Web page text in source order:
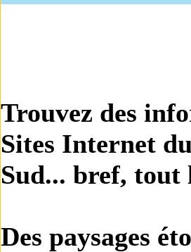
Trouvez des
Sites Internet
Sud... bref, tout
Des paysages